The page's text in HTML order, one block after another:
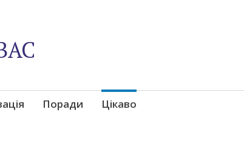
Поради Цікаво